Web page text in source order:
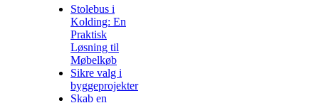
Stolebus i
Kolding: En
Praktisk
Løsning til
Møbelkøb
Sikre valg i
byggeprojekter
Skab en